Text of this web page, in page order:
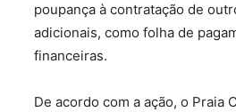
poupança à contratação de
adicionais, como folha de
financeiras.
De acordo com a ação, o Praia